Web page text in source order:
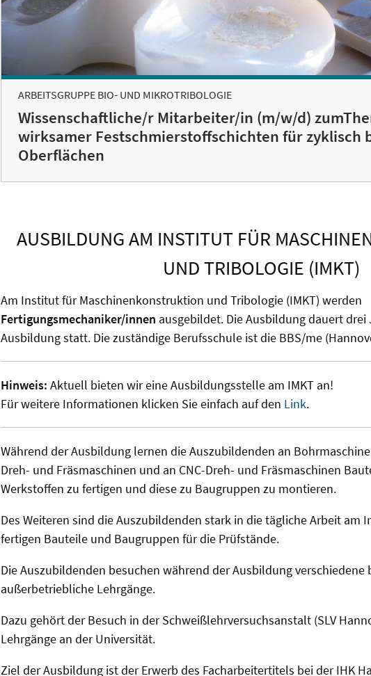
ARBEITSGRUPPE BIO- UND MIKROTRIBOLOGIE
Wissenschaftliche/r Mitarbeiter/in (m/w/d)
wirksamer Festschmierstoffschichten für zyklisch
Oberflächen
AUSBILDUNG AM INSTITUT FÜR
UND TRIBOLOGIE (IMKT)
Am Institut für Maschinenkonstruktion und Tribologie (IMKT) werden
Fertigungsmechaniker/innen ausgebildet. Die Ausbildung dauert
Ausbildung statt. Die zuständige Berufsschule ist die BBS/me
Hinweis: Aktuell bieten wir eine Ausbildungsstelle am IMKT an!
Für weitere Informationen klicken Sie einfach auf den Link.
Während der Ausbildung lernen die Auszubildenden an
Dreh- und Fräsmaschinen und an CNC-Dreh- und Fräsmaschinen
Werkstoffen zu fertigen und diese zu Baugruppen zu montieren.
Des Weiteren sind die Auszubildenden stark in die tägliche Arbeit am
fertigen Bauteile und Baugruppen für die Prüfstände.
Die Auszubildenden besuchen während der Ausbildung verschiedene
außerbetriebliche Lehrgänge.
Dazu gehört der Besuch in der Schweißlehrversuchsanstalt (SLV
Lehrgänge an der Universität.
Ziel der Ausbildung ist der Erwerb des Facharbeitertitels bei der IHK